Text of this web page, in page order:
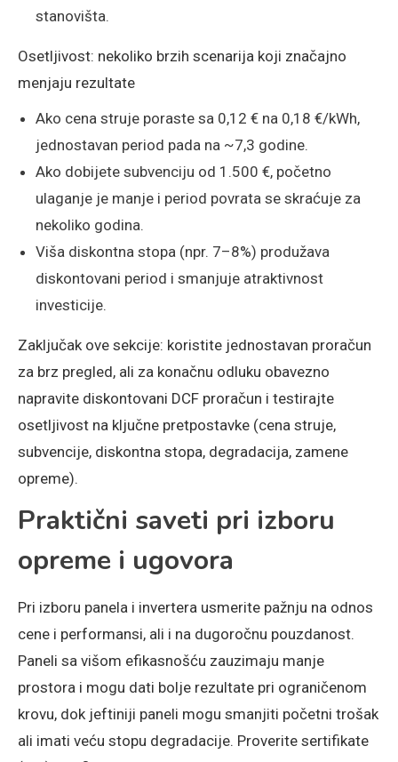
stanovišta.
Osetljivost: nekoliko brzih scenarija koji značajno
menjaju rezultate
Ako cena struje poraste sa 0,12 € na 0,18 €/kWh,
jednostavan period pada na ~7,3 godine.
Ako dobijete subvenciju od 1.500 €, početno
ulaganje je manje i period povrata se skraćuje za
nekoliko godina.
Viša diskontna stopa (npr. 7–8%) produžava
diskontovani period i smanjuje atraktivnost
investicije.
Zaključak ove sekcije: koristite jednostavan proračun
za brz pregled, ali za konačnu odluku obavezno
napravite diskontovani DCF proračun i testirajte
osetljivost na ključne pretpostavke (cena struje,
subvencije, diskontna stopa, degradacija, zamene
opreme).
Praktični saveti pri izboru
opreme i ugovora
Pri izboru panela i invertera usmerite pažnju na odnos
cene i performansi, ali i na dugoročnu pouzdanost.
Paneli sa višom efikasnošću zauzimaju manje
prostora i mogu dati bolje rezultate pri ograničenom
krovu, dok jeftiniji paneli mogu smanjiti početni trošak
ali imati veću stopu degradacije. Proverite sertifikate